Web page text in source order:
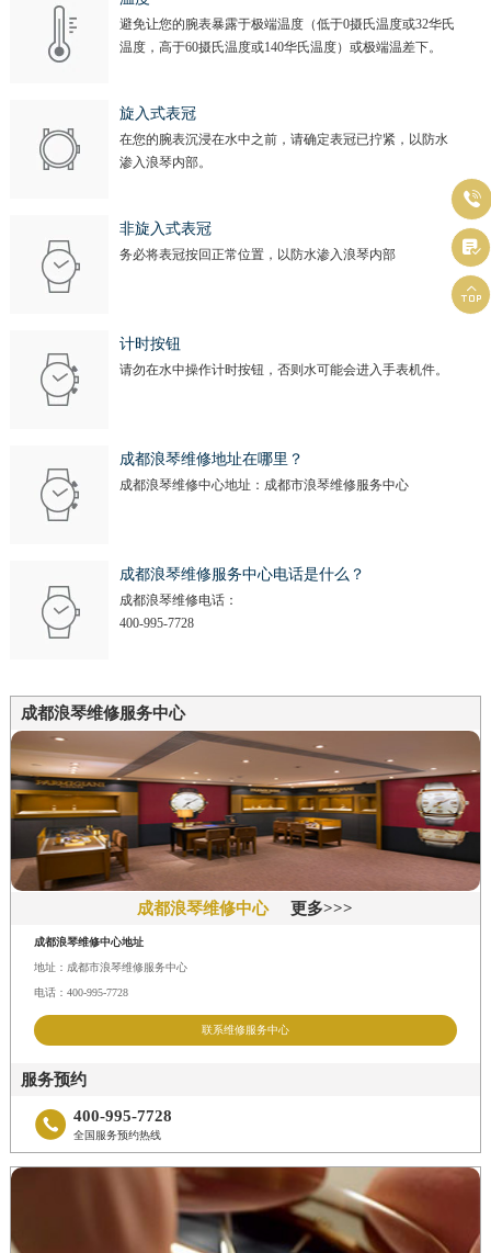
避免让您的腕表暴露于极端温度（低于0摄氏温度或32华氏
温度，高于60摄氏温度或140华氏温度）或极端温差下。
旋入式表冠
在您的腕表沉浸在水中之前，请确定表冠已拧紧，以防水
渗入浪琴内部。
非旋入式表冠
务必将表冠按回正常位置，以防水渗入浪琴内部
计时按钮
请勿在水中操作计时按钮，否则水可能会进入手表机件。
成都浪琴维修地址在哪里？
成都浪琴维修中心地址：成都市浪琴维修服务中心
成都浪琴维修服务中心电话是什么？
成都浪琴维修电话：
400-995-7728
成都浪琴维修服务中心
成都浪琴维修中心 更多>>>
成都浪琴维修中心地址
地址：成都市浪琴维修服务中心
电话：400-995-7728
联系维修服务中心
服务预约
 400-995-7728
全国服务预约热线


